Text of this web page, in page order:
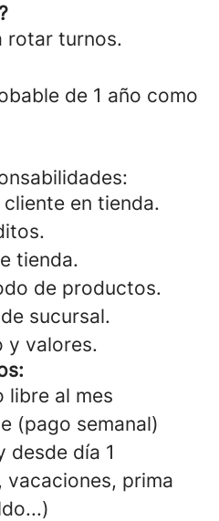
rotar turnos.
de 1 año como
en tienda.
tienda.
de productos.
sucursal.
y valores.
libre al mes
(pago semanal)
desde día 1
prima